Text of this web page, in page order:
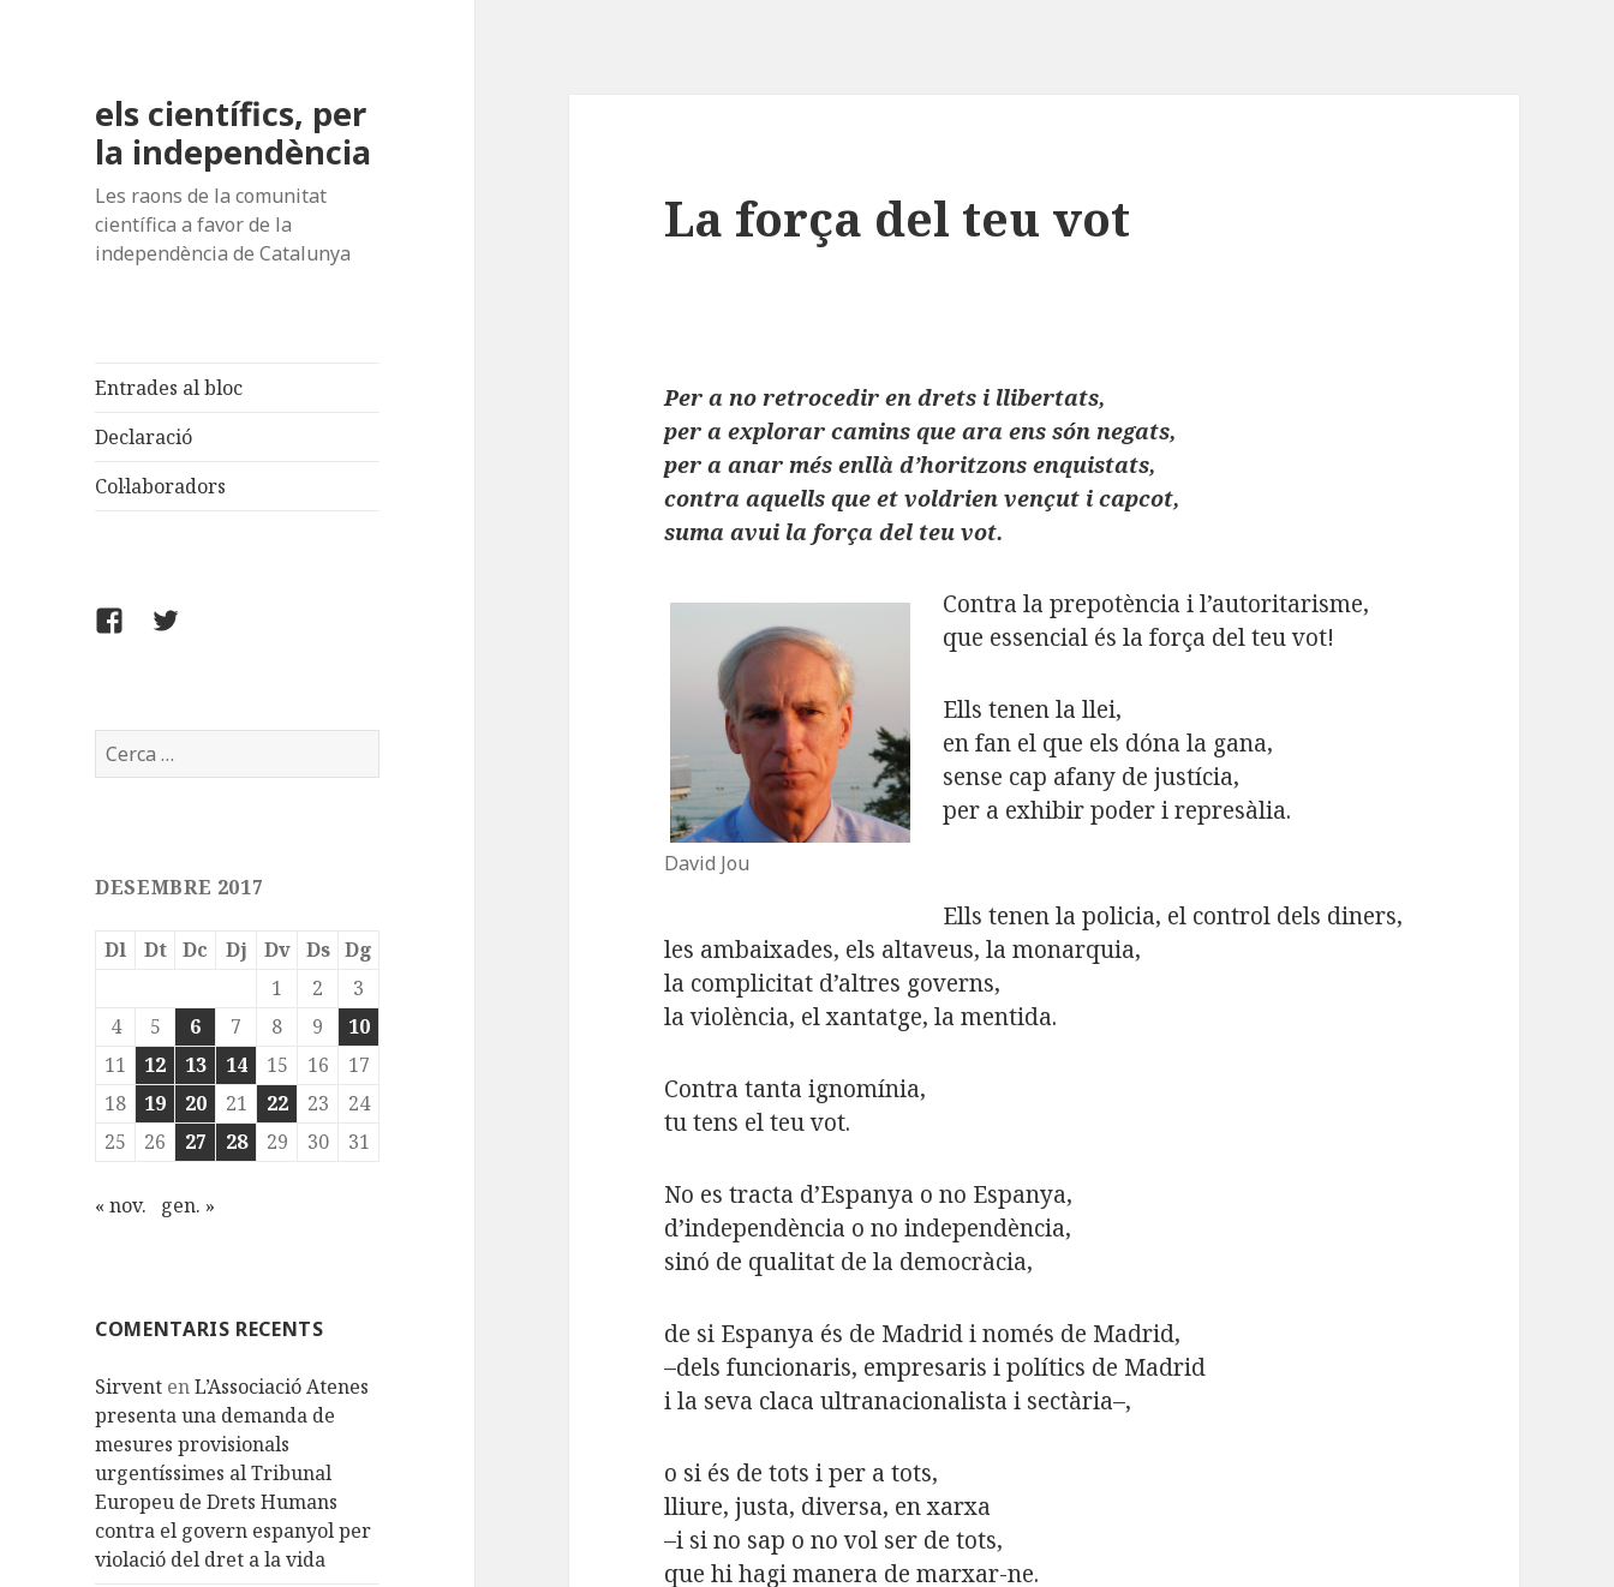
els científics, per
la independència
Les raons de la comunitat
científica a favor de la
independència de Catalunya
Entrades al bloc
Declaració
Col·laboradors
FACEBOOK
TWITTER
Cerca:
DESEMBRE 2017
Dl Dt Dc Dj Dv Ds Dg
1
2
3
4
5 6 7 8 9
10
11
12 13 14 15 16
17
18
19 20 21 22 23
24
25
26 27 28 29 30 31
« nov. gen. »
COMENTARIS RECENTS
Sirvent enL’Associació Atenes
presenta una demanda de
mesures provisionals
urgentíssimes al Tribunal
Europeu de Drets Humans
contra el govern espanyol per
violació del dret a la vida
La força del teu vot
Per a no retrocedir en drets i llibertats,
per a explorar camins que ara ens són negats,
per a anar més enllà d’horitzons enquistats,
contra aquells que et voldrien vençut i capcot,
suma avui la força del teu vot.
David Jou
Contra la prepotència i l’autoritarisme,
que essencial és la força del teu vot!
Ells tenen la llei,
en fan el que els dóna la gana,
sense cap afany de justícia,
per a exhibir poder i represàlia.
Ells tenen la policia, el control dels diners,
les ambaixades, els altaveus, la monarquia,
la complicitat d’altres governs,
la violència, el xantatge, la mentida.
Contra tanta ignomínia,
tu tens el teu vot.
No es tracta d’Espanya o no Espanya,
d’independència o no independència,
sinó de qualitat de la democràcia,
de si Espanya és de Madrid i només de Madrid,
–dels funcionaris, empresaris i polítics de Madrid
i la seva claca ultranacionalista i sectària–,
o si és de tots i per a tots,
lliure, justa, diversa, en xarxa
–i si no sap o no vol ser de tots,
que hi hagi manera de marxar-ne.